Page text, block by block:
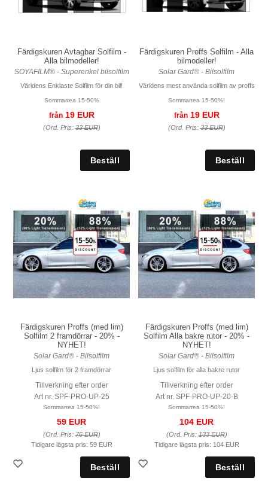
Färdigskuren Avtagbar Solfilm -
Alla bilmodeller!
SOYAFILM® - Superenkel bilsolfilm
Världens Enklaste Solfilm för din bil!
Sommarrea 15-50%
från19 EUR
(Ord. Pris:33 EUR)
Färdigskuren Proffs Solfilm - Alla
bilmodeller!
Solar Gard® - Bilsolfilm
Världens mest använda solfilm av proffs
Sommarrea 15-50%!
från19 EUR
(Ord. Pris:33 EUR)
Färdigskuren Proffs (med lim)
Solfilm 2 framdörrar - 20% -
NYHET!
Solar Gard® - Bilsolfilm
Ljus solfilm för 2 framdörrar
Tillverkning efter order
Art nr. SPF-PRO-UP-25
Sommarrea 15-50%!
59 EUR
(Ord. Pris:76 EUR)
Tidigare lägsta pris: 59 EUR
Färdigskuren Proffs (med lim)
Solfilm Alla bakre rutor - 20% -
NYHET!
Solar Gard® - Bilsolfilm
Ljus solfilm för alla bakre rutor
Tillverkning efter order
Art nr. SPF-PRO-UP-20-B
Sommarrea 15-50%!
104 EUR
(Ord. Pris:133 EUR)
Tidigare lägsta pris: 104 EUR